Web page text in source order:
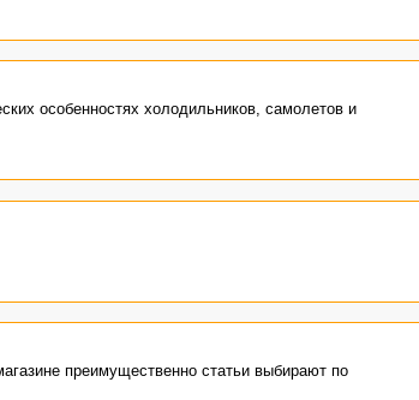
особенностях холодильников, самолетов и
преимущественно статьи выбирают по